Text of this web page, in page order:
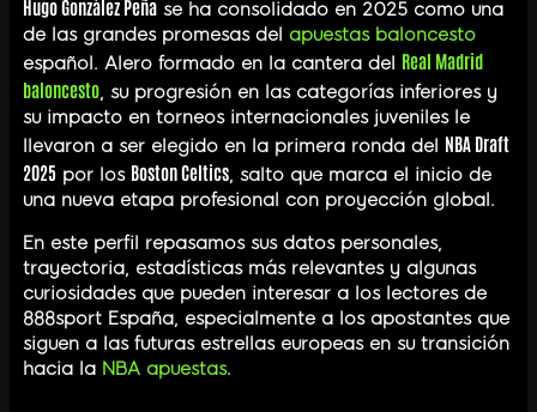
Hugo González Peña se ha consolidado en 2025 como una
de las grandes promesas del apuestas baloncesto
español. Alero formado en la cantera del Real Madrid
baloncesto, su progresión en las categorías inferiores y
su impacto en torneos internacionales juveniles le
llevaron a ser elegido en la primera ronda del NBA Draft
2025 por los Boston Celtics, salto que marca el inicio de
una nueva etapa profesional con proyección global.
En este perfil repasamos sus datos personales,
trayectoria, estadísticas más relevantes y algunas
curiosidades que pueden interesar a los lectores de
888sport España, especialmente a los apostantes que
siguen a las futuras estrellas europeas en su transición
hacia la NBA apuestas.